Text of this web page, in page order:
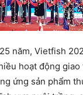
năm, Vietfish
hoạt động
ứng sản phẩm